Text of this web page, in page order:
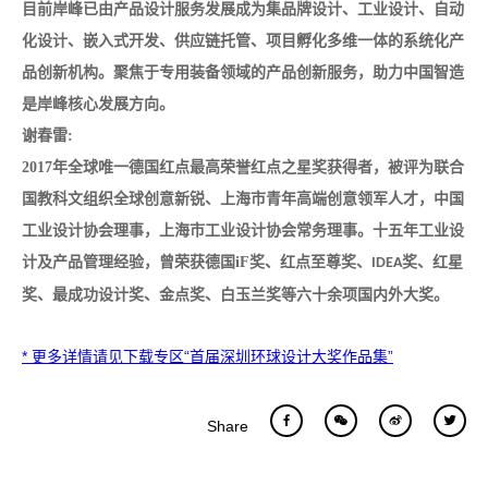
目前岸峰已由产品设计服务发展成为集品牌设计、工业设计、自动
化设计、嵌入式开发、供应链托管、项目孵化多维一体的系统化产
品创新机构。聚焦于专用装备领域的产品创新服务，助力中国智造
是岸峰核心发展方向。
谢春雷:
2017年全球唯一德国红点最高荣誉红点之星奖获得者，被评为联合
国教科文组织全球创 意新锐、上海市青年高端创意领军人才，中国
工业设计协会理事，上海市工业设计协会常务理事。十五年工业设
计及产品管理经验，曾荣获德国iF奖、红点至尊奖、 IDEA奖、红星
奖、最成功设计奖、金点奖、白玉兰奖等六十余项国内外大奖。
* 更多详情请见下载专区“首届深圳环球设计大奖作品集”
Share